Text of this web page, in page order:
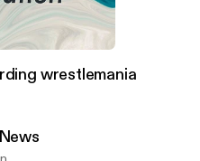
Bullsh**
tag team title
wrestlemania